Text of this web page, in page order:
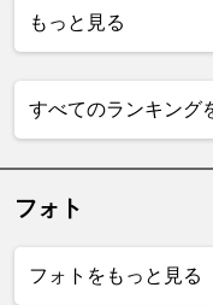
もっと見る
すべてのランキング
フォト
フォトをもっと見る